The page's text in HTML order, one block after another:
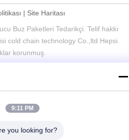
| Site Haritası
Buz Paketleri Tedarikçi. Telif hakkı
cold chain technology Co.,ltd Hepsi.
korunmuş.
9:11 PM
you looking for?